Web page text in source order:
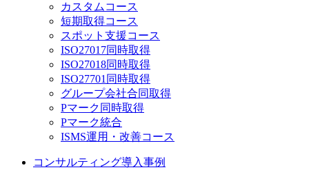
カスタムコース
短期取得コース
スポット支援コース
ISO27017同時取得
ISO27018同時取得
ISO27701同時取得
グループ会社合同取得
Pマーク同時取得
Pマーク統合
ISMS運用・改善コース
コンサルティング導入事例